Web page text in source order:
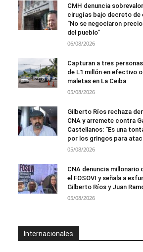
CMH denuncia
cirugías bajo decreto de
“No se negociaron
del pueblo”
06/08/2026
Capturan a tres
de L1 millón en efectivo
maletas en La Ceiba
05/08/2026
Gilberto Ríos rechaza
CNA y arremete contra
Castellanos: “Es una
por los gringos para
05/08/2026
CNA denuncia millonario
el FOSOVI y señala a
Gilberto Ríos y Juan
05/08/2026
Internacionales